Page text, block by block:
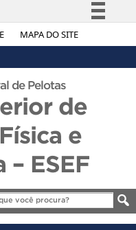
MAPA DO SITE
Simplifique!
Acesso à informação
Legislação
Canais
de Pelotas
de
e
– ESEF